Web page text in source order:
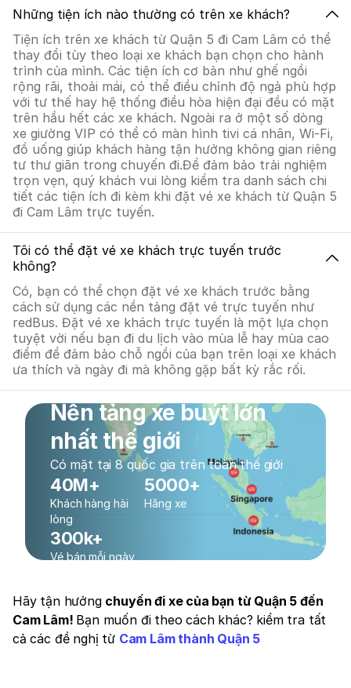
Những tiện ích nào thường có trên xe khách?
Tiện ích trên xe khách từ Quận 5 đi Cam Lâm có thể
thay đổi tùy theo loại xe khách bạn chọn cho hành
trình của mình. Các tiện ích cơ bản như ghế ngồi
rộng rãi, thoải mái, có thể điều chỉnh độ ngả phù hợp
với tư thế hay hệ thống điều hòa hiện đại đều có mặt
trên hầu hết các xe khách. Ngoài ra ở một số dòng
xe giường VIP có thể có màn hình tivi cá nhân, Wi-Fi,
đồ uống giúp khách hàng tận hưởng không gian riêng
tư thư giãn trong chuyến đi.Để đảm bảo trải nghiệm
trọn vẹn, quý khách vui lòng kiểm tra danh sách chi
tiết các tiện ích đi kèm khi đặt vé xe khách từ Quận 5
đi Cam Lâm trực tuyến.
Tôi có thể đặt vé xe khách trực tuyến trước
không?
Có, bạn có thể chọn đặt vé xe khách trước bằng
cách sử dụng các nền tảng đặt vé trực tuyến như
redBus. Đặt vé xe khách trực tuyến là một lựa chọn
tuyệt vời nếu bạn đi du lịch vào mùa lễ hay mùa cao
điểm để đảm bảo chỗ ngồi của bạn trên loại xe khách
ưa thích và ngày đi mà không gặp bất kỳ rắc rối.
Nền tảng xe buýt lớn
nhất thế giới
Có mặt tại 8 quốc gia trên toàn thế giới
40M+
Khách hàng hài
lòng
5000+
Hãng xe
300k+
Vé bán mỗi ngày
Hãy tận hưởng chuyến đi xe của bạn từ Quận 5 đến
Cam Lâm! Bạn muốn đi theo cách khác? kiểm tra tất
cả các đề nghị từ Cam Lâm thành Quận 5